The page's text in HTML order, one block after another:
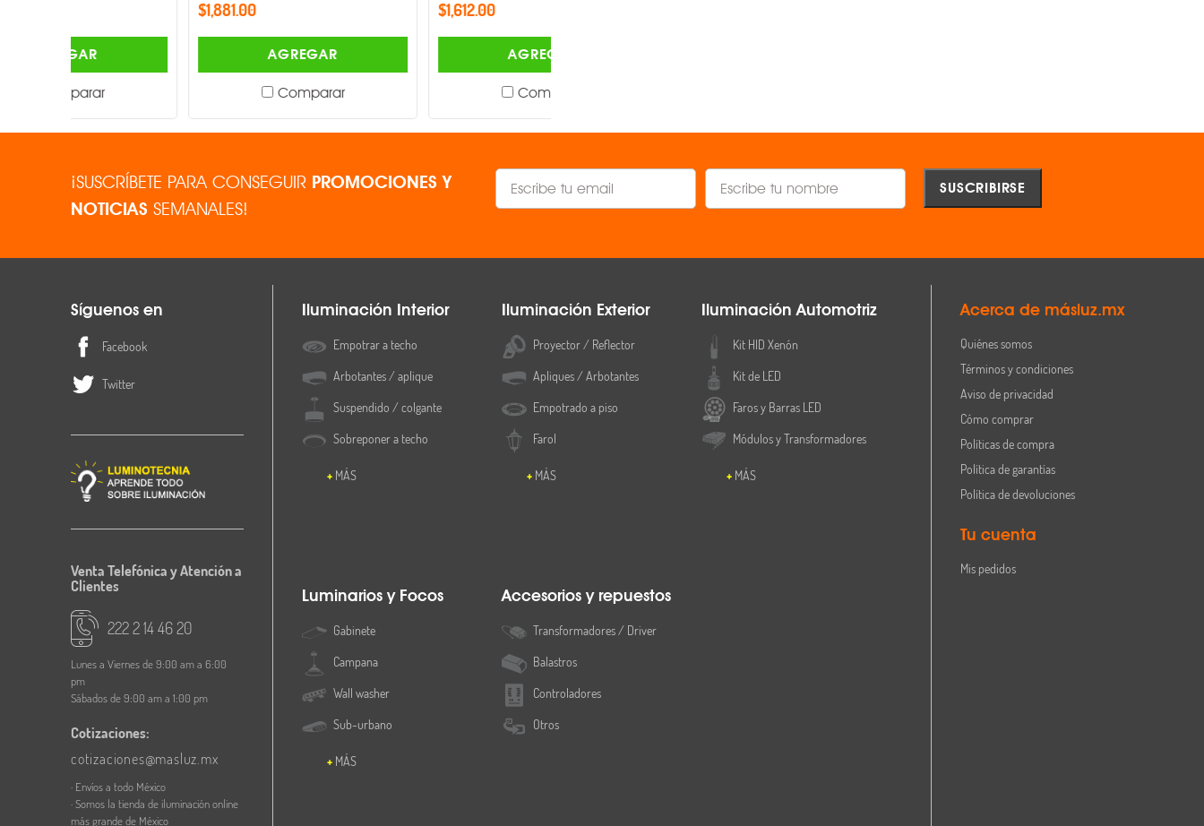
¡SUSCRÍBETE PARA CONSEGUIR PROMOCIONES Y
NOTICIAS SEMANALES!
Síguenos en
Facebook
Twitter
Venta Telefónica y Atención a
Clientes
222 2 14 46 20
Lunes a Viernes de 9:00 am a 6:00
pm
Sábados de 9:00 am a 1:00 pm
Cotizaciones:
cotizaciones@masluz.mx
· Envíos a todo México
· Somos la tienda de iluminación online
más grande de México
Iluminación Interior
Empotrar a techo
Arbotantes / aplique
Suspendido / colgante
Sobreponer a techo
MÁS
Iluminación Exterior
Proyector / Reflector
Apliques / Arbotantes
Empotrado a piso
Farol
MÁS
Iluminación Automotriz
Kit HID Xenón
Kit de LED
Faros y Barras LED
Módulos y Transformadores
MÁS
Luminarios y Focos
Gabinete
Campana
Wall washer
Sub-urbano
MÁS
Accesorios y repuestos
Transformadores / Driver
Balastros
Controladores
Otros
Acerca de másluz.mx
Quiénes somos
Términos y condiciones
Aviso de privacidad
Cómo comprar
Políticas de compra
Política de garantías
Política de devoluciones
Tu cuenta
Mis pedidos